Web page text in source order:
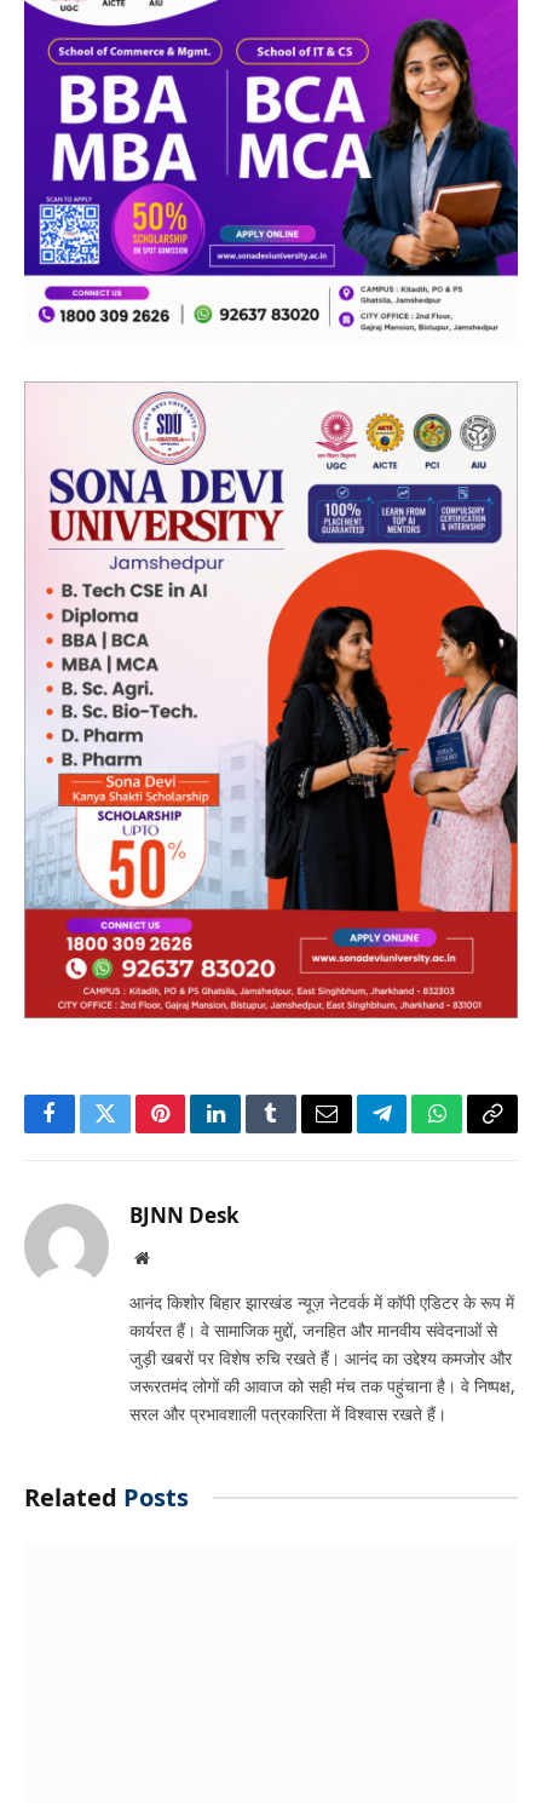
FacebookTwitterPinterestLinkedInTumblrEmailTelegramWhatsApp
Copy
BJNN Desk
Website
आनंद किशोर बिहार झारखंड न्यूज़ नेटवर्क में कॉपी एडिटर के रूप में
कार्यरत हैं। वे सामाजिक मुद्दों, जनहित और मानवीय संवेदनाओं से
जुड़ी खबरों पर विशेष रुचि रखते हैं। आनंद का उद्देश्य कमजोर और
जरूरतमंद लोगों की आवाज को सही मंच तक पहुंचाना है। वे निष्पक्ष,
सरल और प्रभावशाली पत्रकारिता में विश्वास रखते हैं।
Related Posts